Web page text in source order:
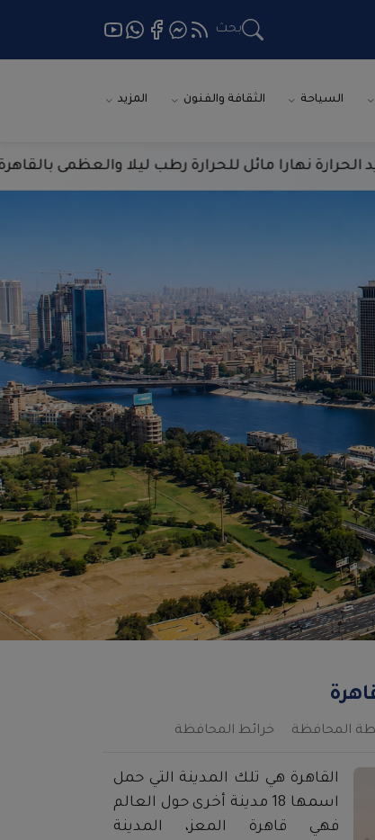
بحث
السياحة الثقافة والفنون المزيد
رطب ليلا والعظمى بالقاهرة 36 درجة
Next
المحافظة خرائط المحافظة
القاهرة هي تلك المدينة التي حمل
اسمها 18 مدينة أخرى حول العالم
فهي قاهرة المعز، المدينة